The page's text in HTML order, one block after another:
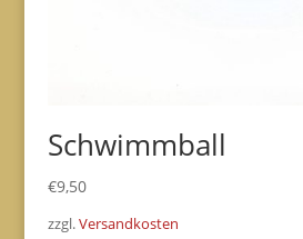
Schwimmball
€9,50
zzgl.Versandkosten